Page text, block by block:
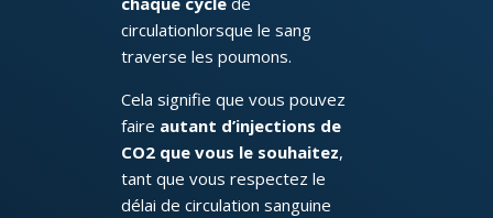
circulationlorsque le sang
traverse les poumons.
Cela signifie que vous pouvez
faire autant d’injections de
CO2 que vous le souhaitez,
tant que vous respectez le
délai de circulation sanguine